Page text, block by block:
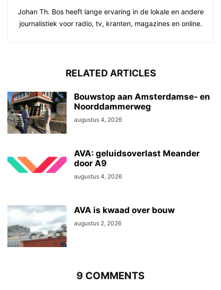
Johan Th. Bos heeft lange ervaring in de lokale en andere
journalistiek voor radio, tv, kranten, magazines en online.
RELATED ARTICLES
Bouwstop aan Amsterdamse- en
Noorddammerweg
augustus 4, 2026
AVA: geluidsoverlast Meander
door A9
augustus 4, 2026
AVA is kwaad over bouw
augustus 2, 2026
9 COMMENTS